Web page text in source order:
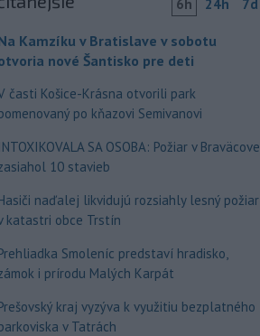
6h 24h 7d
Kamzíku v Bratislave v sobotu
nové Šantisko pre deti
časti Košice-Krásna otvorili park
po kňazovi Semivanovi
INTOXIKOVALA SA OSOBA: Požiar v Braväcove
10 stavieb
naďalej likvidujú rozsiahly lesný požiar
katastri obce Trstín
Smoleníc predstaví hradisko,
i prírodu Malých Karpát
kraj vyzýva k využitiu bezplatného
v Tatrách